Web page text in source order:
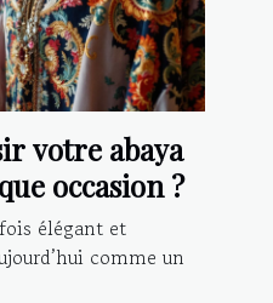
votre abaya
occasion ?
élégant et
comme un